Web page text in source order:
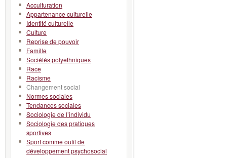
Acculturation
Appartenance culturelle
Identité culturelle
Culture
Reprise de pouvoir
Famille
Sociétés polyethniques
Race
Racisme
Changement social
Normes sociales
Tendances sociales
Sociologie de l’individu
Sociologie des pratiques
sportives
Sport comme outil de
développement psychosocial